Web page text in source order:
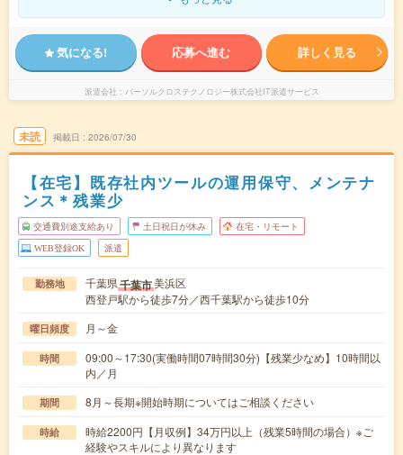
気になる! 応募へ進む 詳しく見る
派遣会社 パーソルクロステクノロジー株式会社IT派遣サービス
未読 掲載日 2026/07/30
【在宅】既存社内ツールの運用保守、メンテナ
ンス＊残業少
交通費別途支給あり 土日祝日が休み 在宅・リモート
WEB登録OK 派遣
勤務地 千葉県千葉市美浜区
西登戸駅から徒歩7分／西千葉駅から徒歩10分
曜日頻度 月～金
時間
09:00～17:30(実働時間07時間30分)【残業少なめ】10時間以
内／月
期間 8月～長期※開始時期についてはご相談ください
時給
時給2200円【月収例】34万円以上（残業5時間の場合）※ご
経験やスキルにより異なります